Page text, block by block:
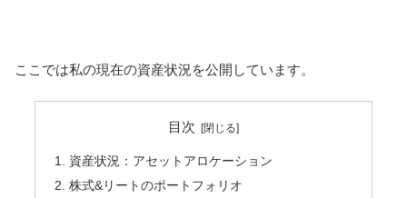
ここでは私の現在の資産状況を公開しています。
目次
資産状況：アセットアロケーション
株式&リートのポートフォリオ